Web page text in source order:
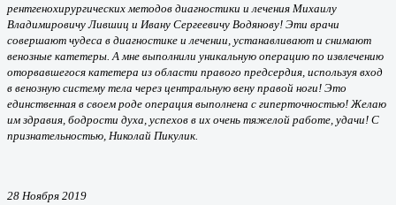
рентгенохирургических методов диагностики и лечения Михаилу
Владимировичу Лившиц и Ивану Сергеевичу Водянову! Эти врачи
совершают чудеса в диагностике и лечении, устанавливают и снимают
венозные катетеры. А мне выполнили уникальную операцию по извлечению
оторвавшегося катетера из области правого предсердия, используя вход
в венозную систему тела через центральную вену правой ноги! Это
единственная в своем роде операция выполнена с гиперточностью! Желаю
им здравия, бодрости духа, успехов в их очень тяжелой работе, удачи! С
признательностью, Николай Пикулик.
28 Ноября 2019